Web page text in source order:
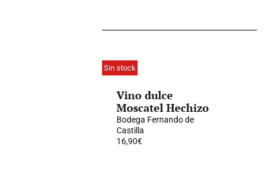
Sin stock
Vino dulce
Moscatel Hechizo
Bodega Fernando de
Castilla
16,90€